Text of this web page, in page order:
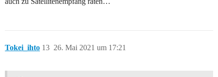
Tokei_ihto 26. Mai 2021 um 17:21
13